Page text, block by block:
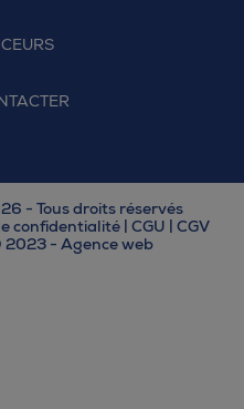
- Tous droits réservés
confidentialité | CGU | CGV
- Agence web